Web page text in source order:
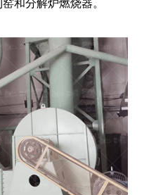
和分解炉燃烧器。